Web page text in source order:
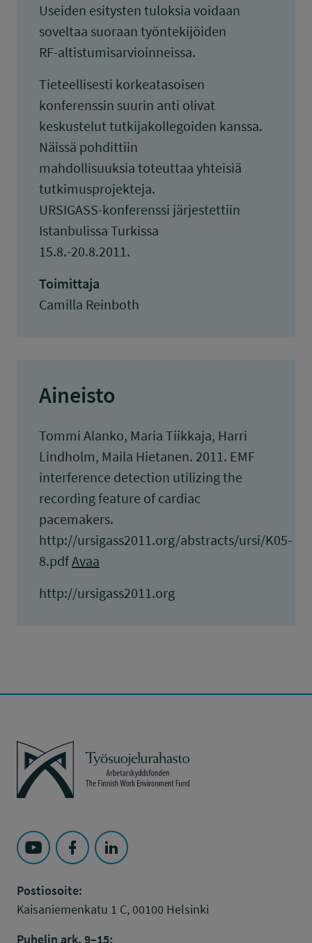
Useiden esitysten tuloksia voidaan
soveltaa suoraan työntekijöiden
RF-altistumisarvioinneissa.
Tieteellisesti korkeatasoisen
konferenssin suurin anti olivat
keskustelut tutkijakollegoiden kanssa.
Näissä pohdittiin
mahdollisuuksia toteuttaa yhteisiä
tutkimusprojekteja.
URSIGASS-konferenssi järjestettiin
Istanbulissa Turkissa
15.8.-20.8.2011.
Toimittaja
Camilla Reinboth
Aineisto
Tommi Alanko, Maria Tiikkaja, Harri
Lindholm, Maila Hietanen. 2011. EMF
interference detection utilizing the
recording feature of cardiac
pacemakers.
http://ursigass2011.org/abstracts/ursi/K05-
8.pdfAvaa
http://ursigass2011.org
Työsuojelurahasto
Seuraa Työsuojelurahasto kohteessa: YouTube
Seuraa Työsuojelurahasto kohteessa:
Seuraa Työsuojelurahasto kohteessa:
Postiosoite:
Kaisaniemenkatu 1 C, 00100 Helsinki
Puhelin ark. 9–15: